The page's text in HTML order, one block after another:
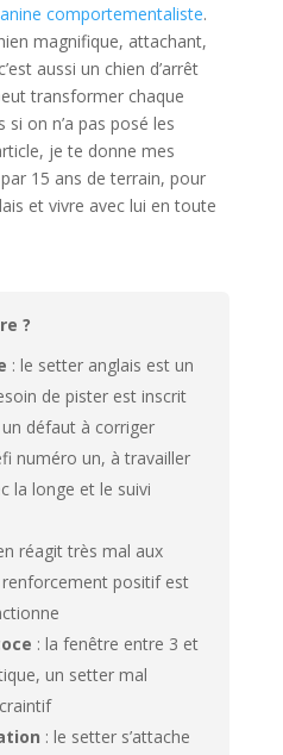
comportementaliste.
magnifique, attachant,
aussi un chien d’arrêt
transformer chaque
on n’a pas posé les
je te donne mes
15 ans de terrain, pour
et vivre avec lui en toute
?
: le setter anglais est un
de pister est inscrit
défaut à corriger
numéro un, à travailler
la longe et le suivi
réagit très mal aux
positif est
: la fenêtre entre 3 et
un setter mal
: le setter s’attache